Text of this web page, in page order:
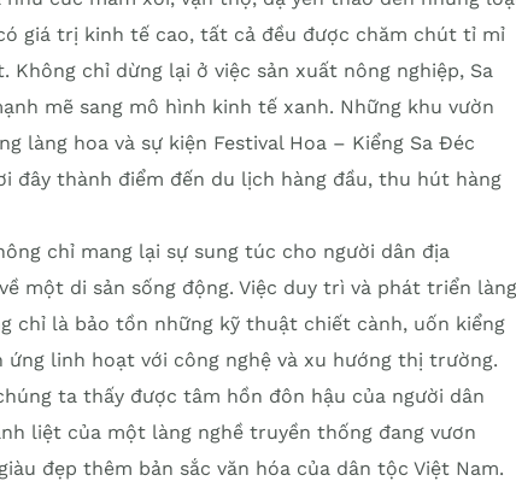
giá trị kinh tế cao, tất cả đều được chăm chút tỉ mỉ
Không chỉ dừng lại ở việc sản xuất nông nghiệp, Sa
mẽ sang mô hình kinh tế xanh. Những khu vườn
làng hoa và sự kiện Festival Hoa – Kiểng Sa Đéc
đây thành điểm đến du lịch hàng đầu, thu hút hàng
chỉ mang lại sự sung túc cho người dân địa
một di sản sống động. Việc duy trì và phát triển làng
chỉ là bảo tồn những kỹ thuật chiết cành, uốn kiểng
ứng linh hoạt với công nghệ và xu hướng thị trường.
ta thấy được tâm hồn đôn hậu của người dân
liệt của một làng nghề truyền thống đang vươn
đẹp thêm bản sắc văn hóa của dân tộc Việt Nam.